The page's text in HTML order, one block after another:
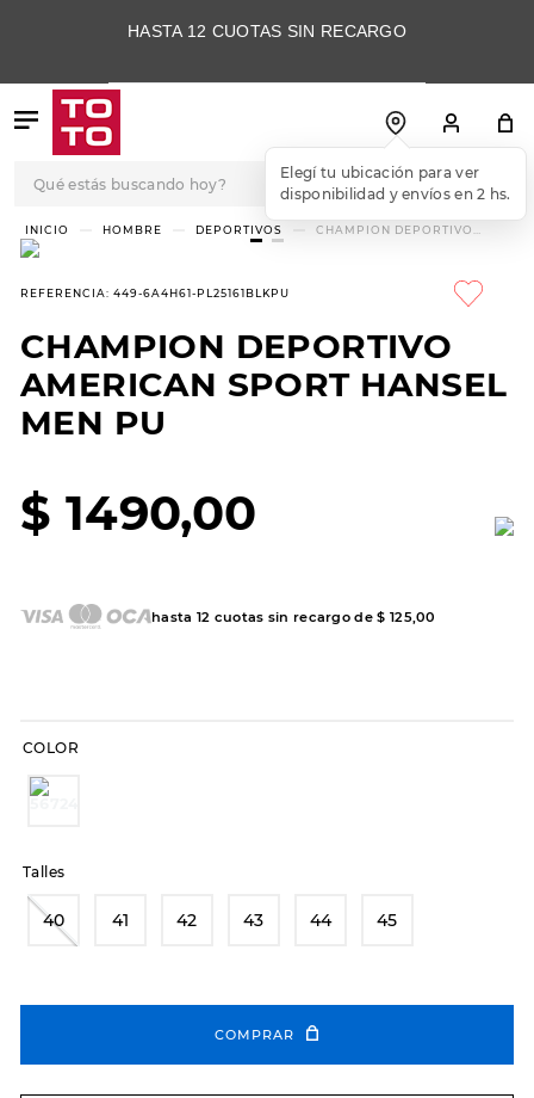
HASTA 12 CUOTAS SIN RECARGO
Elegí tu ubicación para ver
disponibilidad y envíos en 2 hs.
HOMBRE DEPORTIVOS
CHAMPION DEPORTIVO
REFERENCIA: 449-6A4H61-PL25161BLKPU
CHAMPION DEPORTIVO
AMERICAN SPORT HANSEL
MEN PU
$ 1490,00
hasta 12 cuotas sin recargo de$ 125,00
COLOR
Talles
40 41 42 43 44 45
COMPRAR
TÉRMINOS MÁS
BUSCADOS
1.
3.
skechers slip-ins
9.
slip-ins